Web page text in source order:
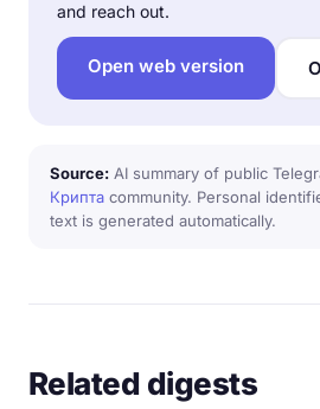
and reach out.
Open web version
Source: AI summary of public
Крипта community. Personal
text is generated automatically.
Related digests